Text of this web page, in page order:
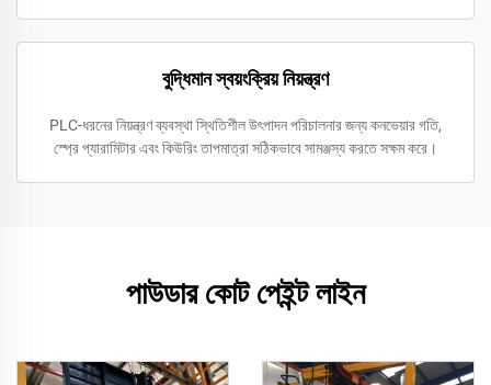
বুদ্ধিমান স্বয়ংক্রিয় নিয়ন্ত্রণ
PLC-ধরনের নিয়ন্ত্রণ ব্যবস্থা স্থিতিশীল উৎপাদন পরিচালনার জন্য কনভেয়ার গতি,
স্প্রে প্যারামিটার এবং কিউরিং তাপমাত্রা সঠিকভাবে সামঞ্জস্য করতে সক্ষম করে।
পাউডার কোট পেইন্ট লাইন